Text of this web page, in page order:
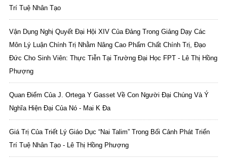
Trí Tuệ Nhân Tạo
Vận Dụng Nghị Quyết Đại Hội XIV Của Đảng Trong Giảng Dạy Các
Môn Lý Luận Chính Trị Nhằm Nâng Cao Phẩm Chất Chính Trị, Đạo
Đức Cho Sinh Viên: Thực Tiễn Tại Trường Đại Học FPT - Lê Thị Hồng
Phượng
Quan Điểm Của J. Ortega Y Gasset Về Con Người Đại Chúng Và Ý
Nghĩa Hiện Đại Của Nó - Mai K Đa
Giá Trị Của Triết Lý Giáo Dục “Nai Talim” Trong Bối Cảnh Phát Triển
Trí Tuệ Nhân Tạo - Lê Thị Hồng Phượng